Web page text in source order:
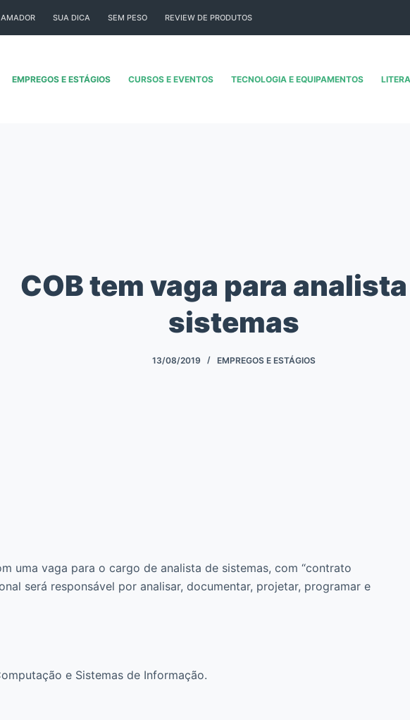
SUA DICA SEM PESO REVIEW DE PRODUTOS
EMPREGOS E ESTÁGIOS CURSOS E EVENTOS TECNOLOGIA E EQUIPAMENTOS
COB tem vaga para
sistemas
13/08/2019 EMPREGOS E ESTÁGIOS
uma vaga para o cargo de analista de sistemas, com “contrato
será responsável por analisar, documentar, projetar, programar e
e Sistemas de Informação.